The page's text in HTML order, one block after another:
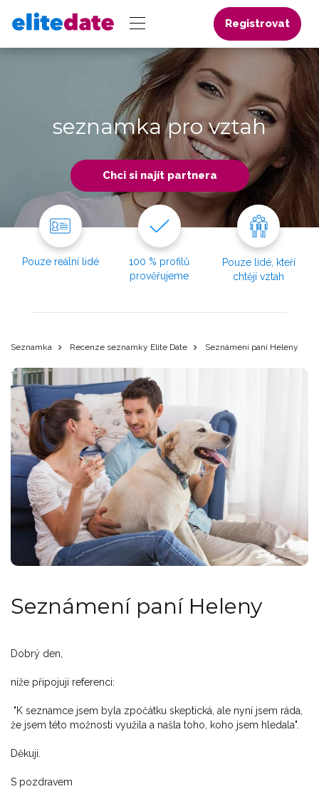
Registrovat
seznamka pro vztah
Chci si najít partnera
Pouze reální lidé
100 % profilů
prověřujeme
Pouze lidé, kteří
chtějí vztah
Seznamka Recenze seznamky Elite Date Seznámení paní Heleny
Seznámení paní Heleny
Dobrý den,
níže připojuji referenci:
"K seznamce jsem byla zpočátku skeptická, ale nyní jsem ráda,
že jsem této možnosti využila a našla toho, koho jsem hledala".
Děkuji.
S pozdravem